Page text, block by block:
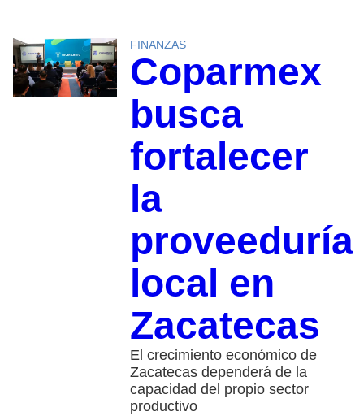
FINANZAS
Coparmex
busca
fortalecer
la
proveeduría
local en
Zacatecas
El crecimiento económico de
Zacatecas dependerá de la
capacidad del propio sector
productivo